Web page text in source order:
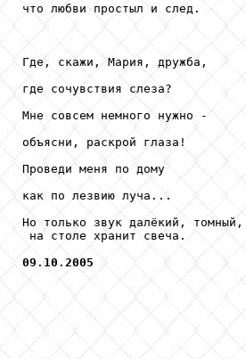
что любви простыл и след.
Где, скажи, Мария, дружба,
где сочувствия слеза?
Мне совсем немного нужно -
объясни, раскрой глаза!
Проведи меня по дому
как по лезвию луча...
Но только звук далёкий, томный,
на столе хранит свеча.
09 .10 . 2005